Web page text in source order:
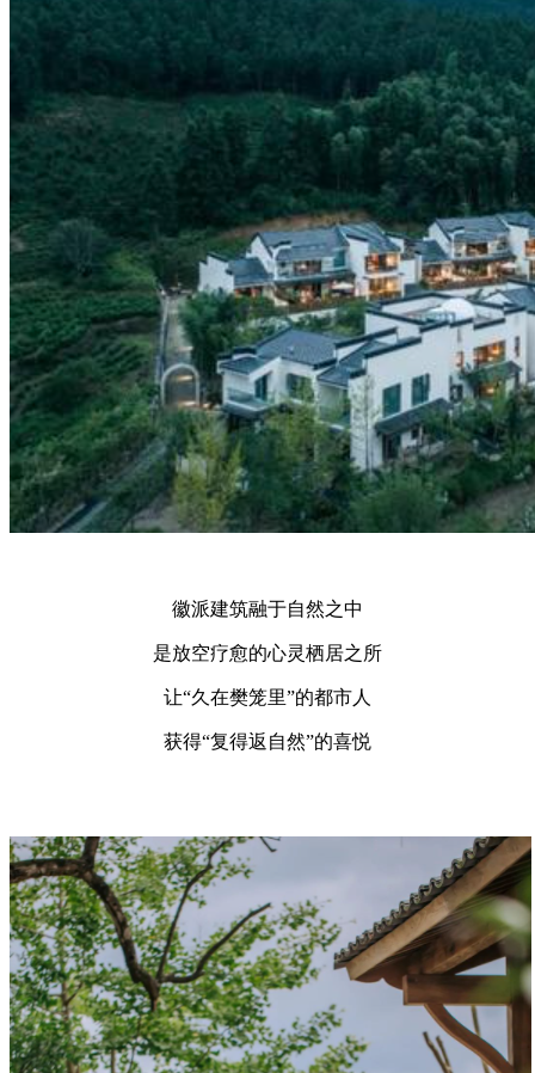
徽派建筑融于自然之中
是放空疗愈的心灵栖居之所
让“久在樊笼里”的都市人
获得“复得返自然”的喜悦